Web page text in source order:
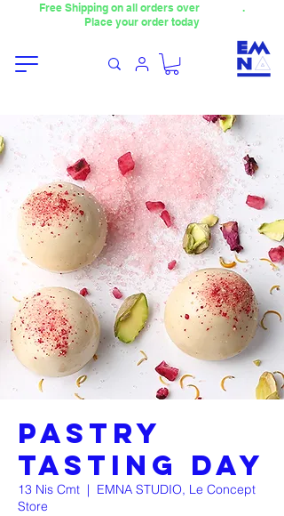
Free Shipping on all orders over
.
Place your order today
Pastry
Tasting Day
13 Nis Cmt
  |
EMNA STUDIO, Le Concept
Store